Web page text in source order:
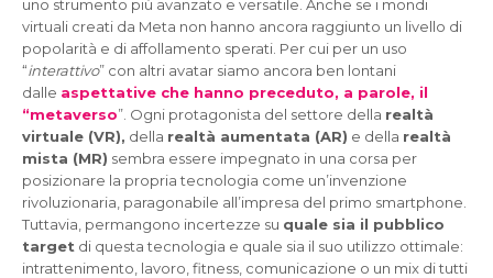
uno strumento più avanzato e versatile. Anche se i mondi
virtuali creati da Meta non hanno ancora raggiunto un livello di
popolarità e di affollamento sperati. Per cui per un uso
“interattivo” con altri avatar siamo ancora ben lontani
dalle aspettative che hanno preceduto, a parole, il
“metaverso”. Ogni protagonista del settore della realtà
virtuale (VR), della realtà aumentata (AR) e della realtà
mista (MR) sembra essere impegnato in una corsa per
posizionare la propria tecnologia come un’invenzione
rivoluzionaria, paragonabile all’impresa del primo smartphone.
Tuttavia, permangono incertezze su quale sia il pubblico
target di questa tecnologia e quale sia il suo utilizzo ottimale:
intrattenimento, lavoro, fitness, comunicazione o un mix di tutti